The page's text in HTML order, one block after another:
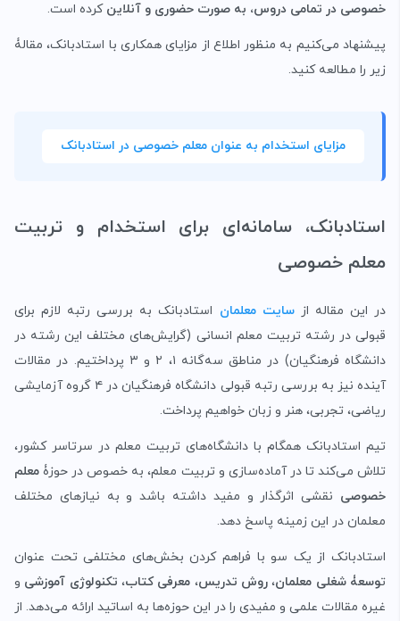
خصوصی در تمامی دروس، به صورت حضوری و آنلاین کرده است.
پیشنهاد می‌کنیم به منظور اطلاع از مزایای همکاری با استادبانک، مقالۀ
زیر را مطالعه کنید.
مزایای استخدام به عنوان معلم خصوصی در استادبانک
استادبانک، سامانه‌ای برای استخدام و تربیت
معلم خصوصی
در این مقاله ازسایت معلمان استادبانک به بررسی رتبه لازم برای
قبولی در رشته تربیت معلم انسانی (گرایش‌های مختلف این رشته در
دانشگاه فرهنگیان) در مناطق سه‌گانه ۱، ۲ و ۳ پرداختیم. در مقالات
آینده نیز به بررسی رتبه قبولی دانشگاه فرهنگیان در ۴ گروه آزمایشی
ریاضی، تجربی، هنر و زبان خواهیم پرداخت.
تیم استادبانک همگام با دانشگاه‌های تربیت معلم در سرتاسر کشور،
تلاش می‌کند تا در آماده‌سازی و تربیت معلم، به خصوص در حوزۀ معلم
خصوصی نقشی اثرگذار و مفید داشته باشد و به نیازهای مختلف
معلمان در این زمینه‌ پاسخ دهد.
استادبانک از یک سو با فراهم کردن بخش‌های مختلفی تحت عنوان
توسعۀ شغلی معلمان، روش تدریس، معرفی کتاب، تکنولوژی آموزشی و
غیره مقالات علمی و مفیدی را در این حوزه‌ها به اساتید ارائه می‌دهد. از